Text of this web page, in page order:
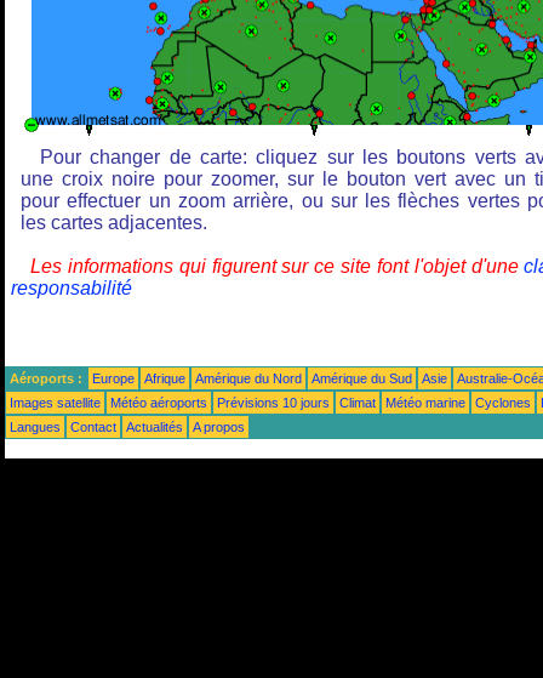
Pour changer de carte: cliquez sur les boutons verts
une croix noire pour zoomer, sur le bouton vert avec un
pour effectuer un zoom arrière, ou sur les flèches vertes
les cartes adjacentes.
Les informations qui figurent sur ce site font l'objet d'une
responsabilité
Aéroports : Europe Afrique Amérique du Nord Amérique du Sud Asie
Australie-
Images satellite
Météo aéroports Prévisions 10 jours Climat Météo marine Cyclones
Langues
Contact Actualités A propos